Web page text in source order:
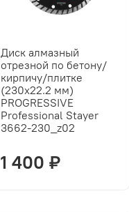
Диск алмазный
отрезной по бетону/
кирпичу/плитке
(230х22.2 мм)
PROGRESSIVE
Professional Stayer
3662-230_z02
1 400 ₽